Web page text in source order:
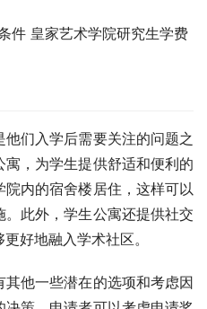
们入学后需要关注的问题之
，为学生提供舒适和便利的
内的宿舍楼居住，这样可以
此外，学生公寓还提供社交
好地融入学术社区。
他一些潜在的选项和考虑因